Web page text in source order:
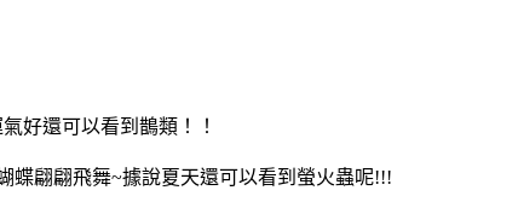
好還可以看到鵲類！！
蝶翩翩飛舞~據說夏天還可以看到螢火蟲呢!!!